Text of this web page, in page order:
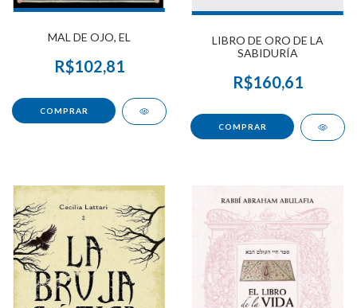
MAL DE OJO, EL
R$102,81
LIBRO DE ORO DE LA
SABIDURÍA
R$160,61